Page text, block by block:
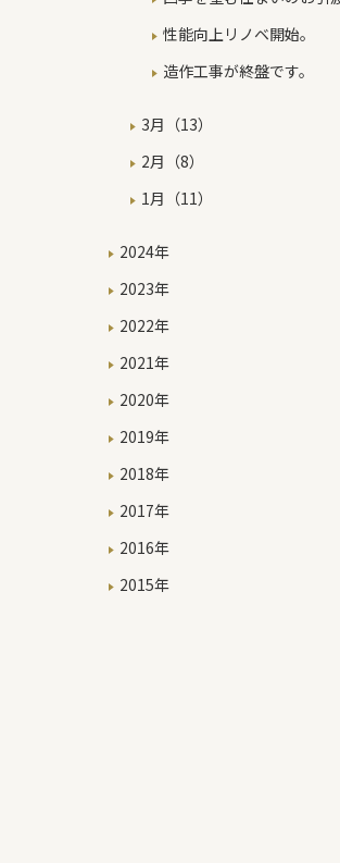
性能向上リノベ開始。
造作工事が終盤です。
3月（13）
2月（8）
1月（11）
2024年
2023年
2022年
2021年
2020年
2019年
2018年
2017年
2016年
2015年